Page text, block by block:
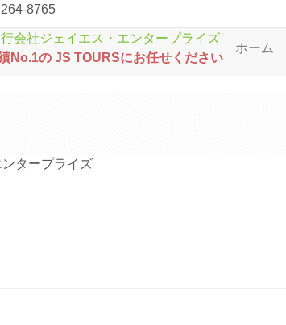
8765
No.1の JS TOURSにお任せください
ホーム
タープライズ